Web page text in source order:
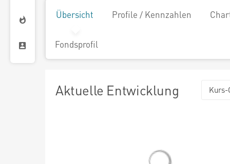
Übersicht Profile / Kennzahlen
Fondsprofil
Aktuelle Entwicklung Kurs-